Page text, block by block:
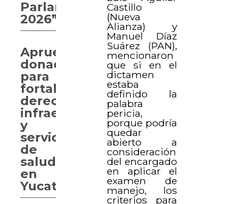
Castillo
(Nueva
Alianza) y
Manuel Díaz
Suárez (PAN),
mencionaron
que si en el
dictamen
estaba
definido la
palabra
pericia,
porque podría
quedar
abierto a
consideración
del encargado
en aplicar el
examen de
manejo, los
criterios para
Parlamentario
2026”
Aprueban
donaciones
para
fortalecer
derechos,
infraestructura
y
servicios
de
salud
en
Yucatán